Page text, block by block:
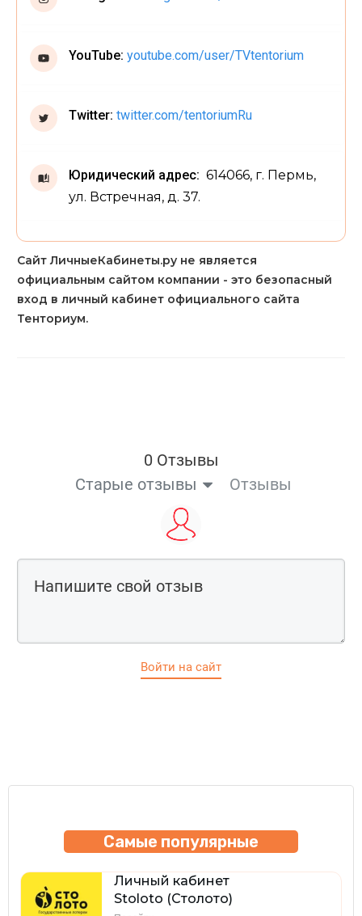
YouTube: youtube.com/user/TVtentorium
Twitter: twitter.com/tentoriumRu
Юридический адрес: 614066, г. Пермь,
ул. Встречная, д. 37.
Сайт ЛичныеКабинеты.ру не является
официальным сайтом компании - это безопасный
вход в личный кабинет официального сайта
Тенториум.
0 Отзывы
Старые отзывы
Отзывы
Войти на сайт
Самые популярные
Личный кабинет
Stoloto (Столото)